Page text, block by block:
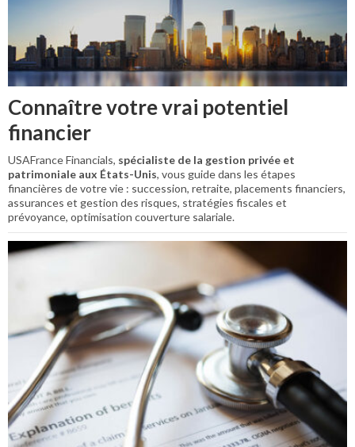
Connaître votre vrai potentiel
financier
USAFrance Financials, spécialiste de la gestion privée et
patrimoniale aux États-Unis, vous guide dans les étapes
financières de votre vie : succession, retraite, placements financiers,
assurances et gestion des risques, stratégies fiscales et
prévoyance, optimisation couverture salariale.